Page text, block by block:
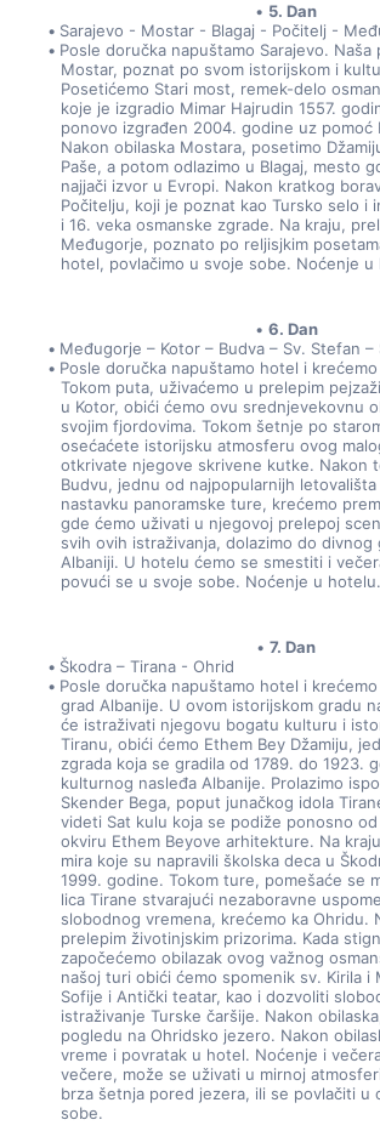
5. Dan
Sarajevo - Mostar - Blagaj - Počitelj -
Posle doručka napuštamo Sarajevo. Naša
Mostar, poznat po svom istorijskom i
Posetićemo Stari most, remek-delo
koje je izgradio Mimar Hajrudin 1557.
ponovo izgrađen 2004. godine uz pomoć
Nakon obilaska Mostara, posetimo
Paše, a potom odlazimo u Blagaj, mesto
najjači izvor u Evropi. Nakon kratkog
Počitelju, koji je poznat kao Tursko selo i
i 16. veka osmanske zgrade. Na kraju,
Međugorje, poznato po reljisjkim
hotel, povlačimo u svoje sobe. Noćenje u
6. Dan
Međugorje – Kotor – Budva – Sv. Stefan –
Posle doručka napuštamo hotel i
Tokom puta, uživaćemo u prelepim
u Kotor, obići ćemo ovu srednjevekovnu
svojim fjordovima. Tokom šetnje po
osećaćete istorijsku atmosferu ovog
otkrivate njegove skrivene kutke. Nakon
Budvu, jednu od najpopularnijh letovališta
nastavku panoramske ture, krećemo
gde ćemo uživati u njegovoj prelepoj
svih ovih istraživanja, dolazimo do divnog
Albaniji. U hotelu ćemo se smestiti i
povući se u svoje sobe. Noćenje u hotelu.
7. Dan
Škodra – Tirana - Ohrid
Posle doručka napuštamo hotel i
grad Albanije. U ovom istorijskom gradu
će istraživati njegovu bogatu kulturu i
Tiranu, obići ćemo Ethem Bey Džamiju,
zgrada koja se gradila od 1789. do 1923.
kulturnog nasleđa Albanije. Prolazimo
Skender Bega, poput junačkog idola
videti Sat kulu koja se podiže ponosno od
okviru Ethem Beyove arhitekture. Na
mira koje su napravili školska deca u
1999. godine. Tokom ture, pomešaće se
lica Tirane stvarajući nezaboravne
slobodnog vremena, krećemo ka Ohridu.
prelepim životinjskim prizorima. Kada
započećemo obilazak ovog važnog
našoj turi obići ćemo spomenik sv. Kirila i
Sofije i Antički teatar, kao i dozvoliti
istraživanje Turske čaršije. Nakon
pogledu na Ohridsko jezero. Nakon
vreme i povratak u hotel. Noćenje i
večere, može se uživati u mirnoj
brza šetnja pored jezera, ili se povlačiti u
sobe.